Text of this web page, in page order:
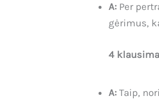
A: Per
gėrimus,
4
A: Taip,